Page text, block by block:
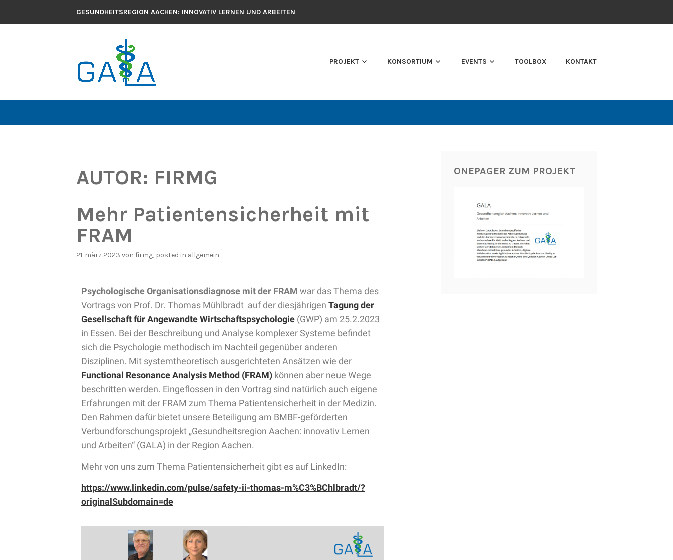
GESUNDHEITSREGION AACHEN: INNOVATIV LERNEN UND ARBEITEN
PROJEKT KONSORTIUM EVENTS TOOLBOX KONTAKT
AUTOR: FIRMG
Mehr Patientensicherheit mit
FRAM
21. märz 2023 von firmg, posted in allgemein
Psychologische Organisationsdiagnose mit der FRAM war das Thema des
Vortrags von Prof. Dr. Thomas Mühlbradt auf der diesjährigen Tagung der
Gesellschaft für Angewandte Wirtschaftspsychologie (GWP) am 25.2.2023
in Essen. Bei der Beschreibung und Analyse komplexer Systeme befindet
sich die Psychologie methodisch im Nachteil gegenüber anderen
Disziplinen. Mit systemtheoretisch ausgerichteten Ansätzen wie der
Functional Resonance Analysis Method (FRAM) können aber neue Wege
beschritten werden. Eingeflossen in den Vortrag sind natürlich auch eigene
Erfahrungen mit der FRAM zum Thema Patientensicherheit in der Medizin.
Den Rahmen dafür bietet unsere Beteiligung am BMBF-geförderten
Verbundforschungsprojekt „Gesundheitsregion Aachen: innovativ Lernen
und Arbeiten“ (GALA) in der Region Aachen.
Mehr von uns zum Thema Patientensicherheit gibt es auf LinkedIn:
https://www.linkedin.com/pulse/safety-ii-thomas-m%C3%BChlbradt/?
originalSubdomain=de
ONEPAGER ZUM PROJEKT